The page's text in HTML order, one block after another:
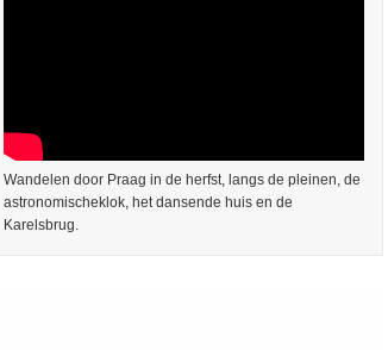
Wandelen door Praag in de herfst, langs de pleinen, de
astronomischeklok, het dansende huis en de
Karelsbrug.